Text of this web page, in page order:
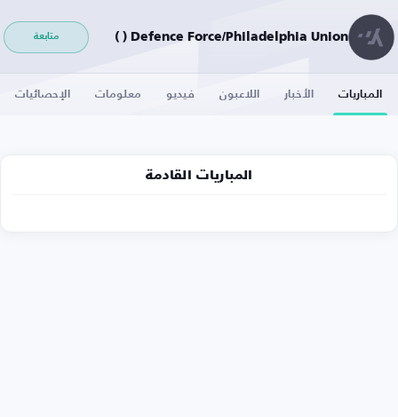
Defence Force/Philadelphia Union ( ) متابعة
المباريات الأخبار اللاعبون فيديو معلومات الإحصائيات
المباريات القادمة